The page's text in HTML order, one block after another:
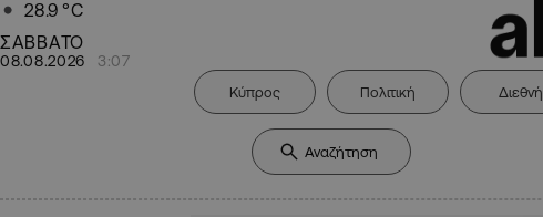
28.9 °C
ΣΑΒΒΑΤΟ
08.08.2026 3:07
Κύπρος Πολιτική Διεθνή